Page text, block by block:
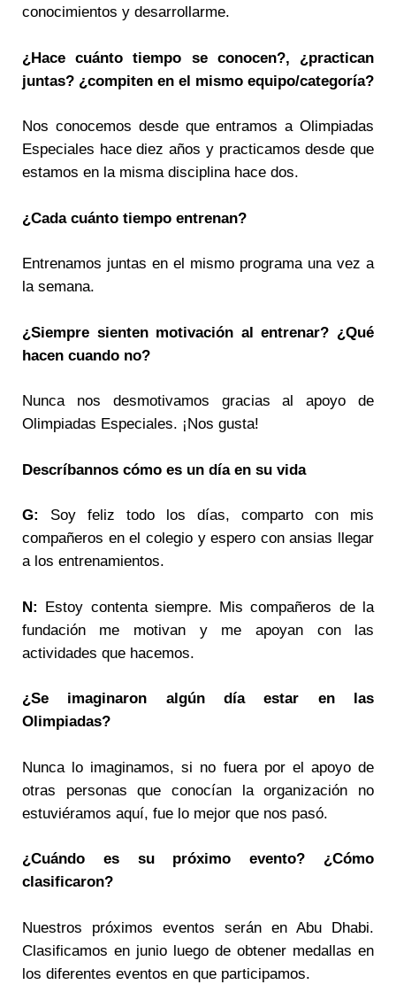
conocimientos y desarrollarme.
¿Hace cuánto tiempo se conocen?, ¿practican
juntas? ¿compiten en el mismo equipo/categoría?
Nos conocemos desde que entramos a Olimpiadas
Especiales hace diez años y practicamos desde que
estamos en la misma disciplina hace dos.
¿Cada cuánto tiempo entrenan?
Entrenamos juntas en el mismo programa una vez a
la semana.
¿Siempre sienten motivación al entrenar? ¿Qué
hacen cuando no?
Nunca nos desmotivamos gracias al apoyo de
Olimpiadas Especiales. ¡Nos gusta!
Descríbannos cómo es un día en su vida
G: Soy feliz todo los días, comparto con mis
compañeros en el colegio y espero con ansias llegar
a los entrenamientos.
N: Estoy contenta siempre. Mis compañeros de la
fundación me motivan y me apoyan con las
actividades que hacemos.
¿Se imaginaron algún día estar en las
Olimpiadas?
Nunca lo imaginamos, si no fuera por el apoyo de
otras personas que conocían la organización no
estuviéramos aquí, fue lo mejor que nos pasó.
¿Cuándo es su próximo evento? ¿Cómo
clasificaron?
Nuestros próximos eventos serán en Abu Dhabi.
Clasificamos en junio luego de obtener medallas en
los diferentes eventos en que participamos.